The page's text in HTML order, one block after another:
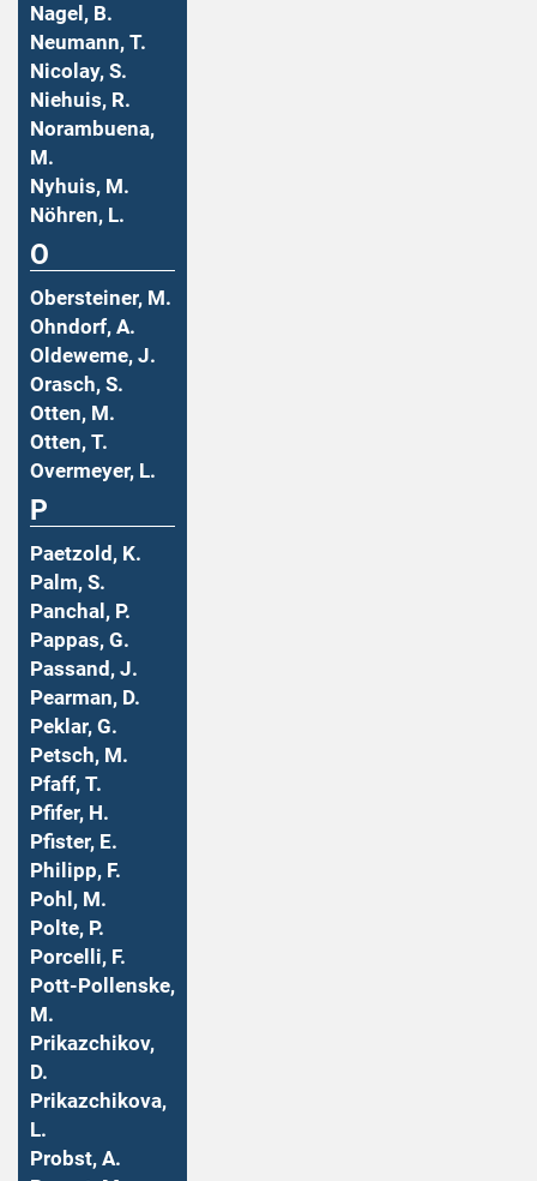
Nagel, B.
Neumann, T.
Nicolay, S.
Niehuis, R.
Norambuena,
M.
Nyhuis, M.
Nöhren, L.
O
Obersteiner, M.
Ohndorf, A.
Oldeweme, J.
Orasch, S.
Otten, M.
Otten, T.
Overmeyer, L.
P
Paetzold, K.
Palm, S.
Panchal, P.
Pappas, G.
Passand, J.
Pearman, D.
Peklar, G.
Petsch, M.
Pfaff, T.
Pfifer, H.
Pfister, E.
Philipp, F.
Pohl, M.
Polte, P.
Porcelli, F.
Pott-Pollenske,
M.
Prikazchikov,
D.
Prikazchikova,
L.
Probst, A.